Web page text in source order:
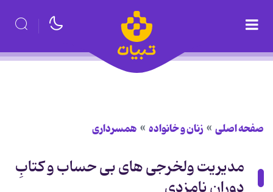
صفحه اصلی زنان و خانواده همسرداری
مدیریت ولخرجی های بی حساب و کتابِ